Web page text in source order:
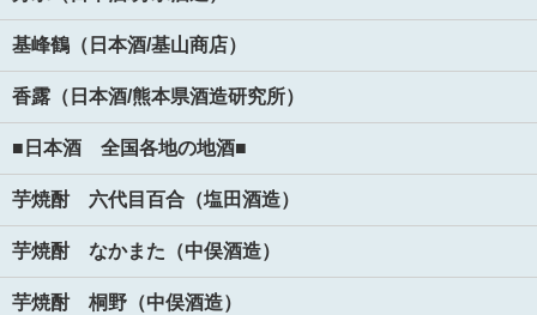
基峰鶴（日本酒/基山商店）
香露（日本酒/熊本県酒造研究所）
■日本酒 全国各地の地酒■
芋焼酎 六代目百合（塩田酒造）
芋焼酎 なかまた（中俣酒造）
芋焼酎 桐野（中俣酒造）